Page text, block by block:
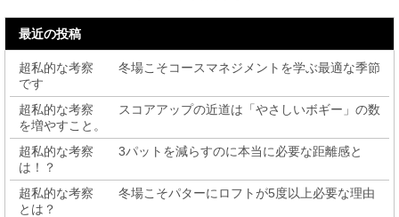
最近の投稿
超私的な考察 冬場こそコースマネジメントを学ぶ最適な季節
です
超私的な考察 スコアアップの近道は「やさしいボギー」の数
を増やすこと。
超私的な考察 3パットを減らすのに本当に必要な距離感と
は！？
超私的な考察 冬場こそパターにロフトが5度以上必要な理由
とは？